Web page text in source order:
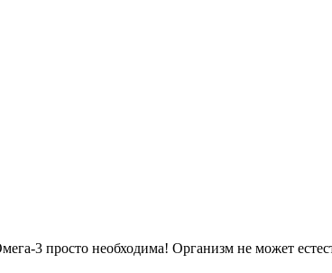
3 просто необходима! Организм не может